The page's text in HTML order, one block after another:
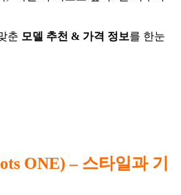
춘 모델 추천 & 가격 정보를 한눈
ONE) – 스타일과 기